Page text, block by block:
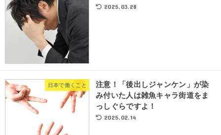
2025.03.28
日本で働くこと
注意！「後出しジャンケン」が染
み付いた人は雑魚キャラ街道をま
っしぐらですよ！
2025.02.14